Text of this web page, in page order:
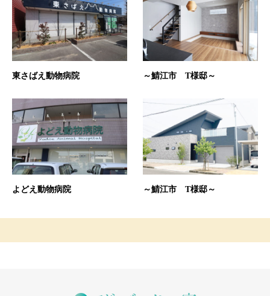
東さばえ動物病院 ～鯖江市 T様邸～
よどえ動物病院 ～鯖江市 T様邸～